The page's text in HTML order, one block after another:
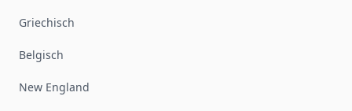
Griechisch
Belgisch
New England